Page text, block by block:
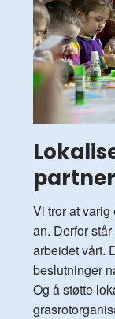
Vi tror at
an. Derfor
arbeidet vårt.
beslutninger
Og å støtte